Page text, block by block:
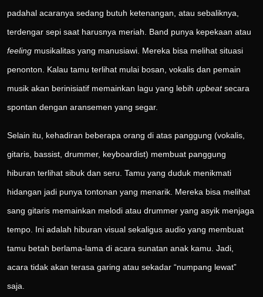
padahal acaranya sedang butuh ketenangan, atau sebaliknya,
terdengar sepi saat harusnya meriah. Band punya kepekaan atau
feeling musikalitas yang manusiawi. Mereka bisa melihat situasi
penonton. Kalau tamu terlihat mulai bosan, vokalis dan pemain
musik akan berinisiatif memainkan lagu yang lebih upbeatsecara
spontan dengan aransemen yang segar.
Selain itu, kehadiran beberapa orang di atas panggung (vokalis,
gitaris, bassist, drummer, keyboardist) membuat panggung
hiburan terlihat sibuk dan seru. Tamu yang duduk menikmati
hidangan jadi punya tontonan yang menarik. Mereka bisa melihat
sang gitaris memainkan melodi atau drummer yang asyik menjaga
tempo. Ini adalah hiburan visual sekaligus audio yang membuat
tamu betah berlama-lama di acara sunatan anak kamu. Jadi,
acara tidak akan terasa garing atau sekadar “numpang lewat”
saja.